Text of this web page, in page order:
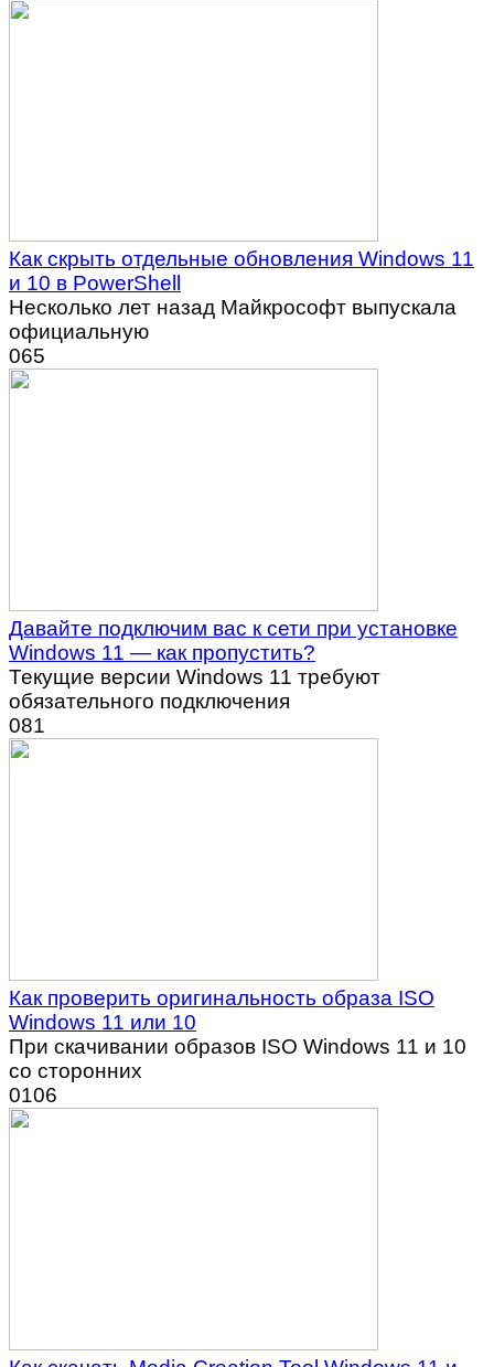
Как скрыть отдельные обновления Windows 11
и 10 в PowerShell
Несколько лет назад Майкрософт выпускала
официальную
065
Давайте подключим вас к сети при установке
Windows 11 — как пропустить?
Текущие версии Windows 11 требуют
обязательного подключения
081
Как проверить оригинальность образа ISO
Windows 11 или 10
При скачивании образов ISO Windows 11 и 10
со сторонних
0106